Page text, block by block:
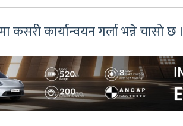
कसरी कार्यान्वयन गर्ला भन्ने चासो छ ।